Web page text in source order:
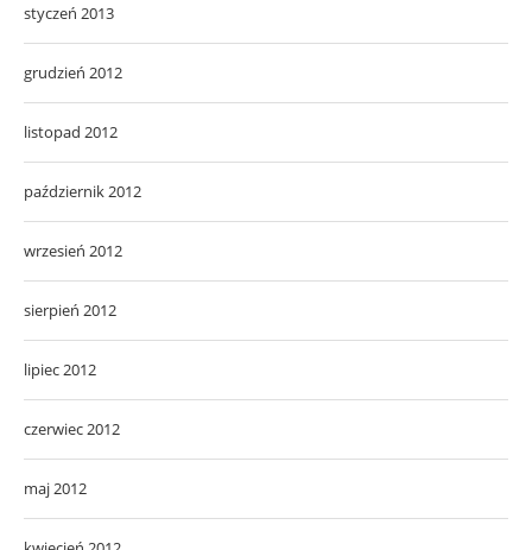
styczeń 2013
grudzień 2012
listopad 2012
październik 2012
wrzesień 2012
sierpień 2012
lipiec 2012
czerwiec 2012
maj 2012